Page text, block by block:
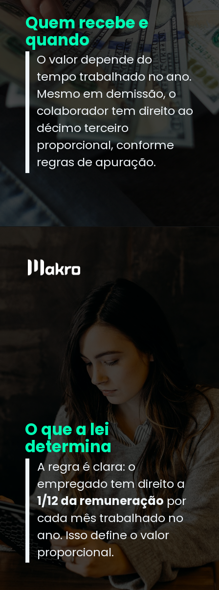
Quem recebe e
quando
O valor depende do
tempo trabalhado no ano.
Mesmo em demissão, o
colaborador tem direito ao
décimo terceiro
proporcional, conforme
regras de apuração.
O que a lei
determina
A regra é clara: o
empregado tem direito a
1/12 da remuneraçãopor
cada mês trabalhado no
ano. Isso define o valor
proporcional.